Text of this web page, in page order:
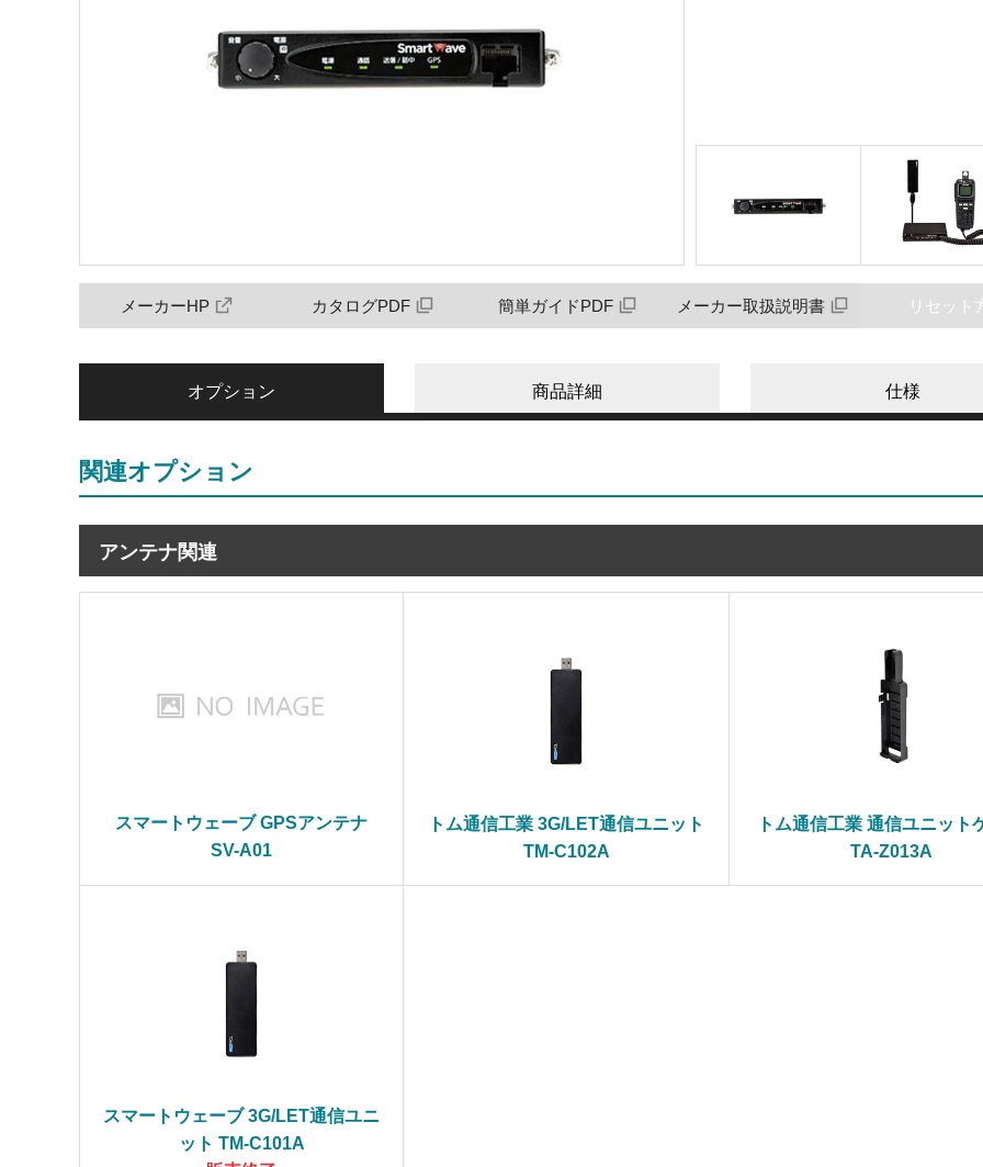
メーカーHP カタログPDF 簡単ガイドPDF メーカー取扱説明書 リセット
オプション 商品詳細 仕様
関連オプション
アンテナ関連
スマートウェーブ GPSアンテナ
SV-A01
トム通信工業 3G/LET通信ユニット
TM-C102A
トム通信工業 通信ユニット
TA-Z013A
スマートウェーブ 3G/LET通信ユニ
ット TM-C101A